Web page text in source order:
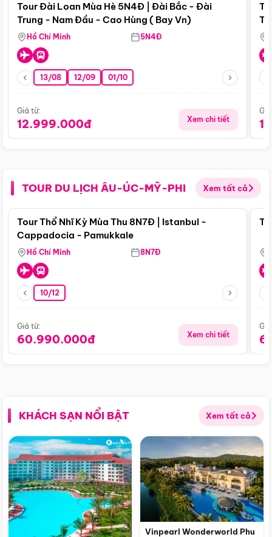
Tour Đài Loan Mùa Hè 5N4Đ | Đài Bắc - Đài
Trung - Nam Đầu - Cao Hùng ( Bay Vn)
Hồ Chí Minh 5N4Đ
13/08 12/09 01/10
Giá từ:
12.999.000đ Xem chi tiết
TOUR DU LỊCH ÂU-ÚC-MỸ-PHI Xem tất cả
Điểm nổi bật
Tour Thổ Nhĩ Kỳ Mùa Thu 8N7Đ | Istanbul -
Cappadocia - Pamukkale
Hồ Chí Minh 8N7Đ
10/12
Giá từ:
60.990.000đ Xem chi tiết
KHÁCH SẠN NỔI BẬT Xem tất cả
Vinpearl Wonderworld Phu